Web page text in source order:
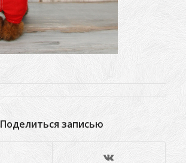
Поделиться записью